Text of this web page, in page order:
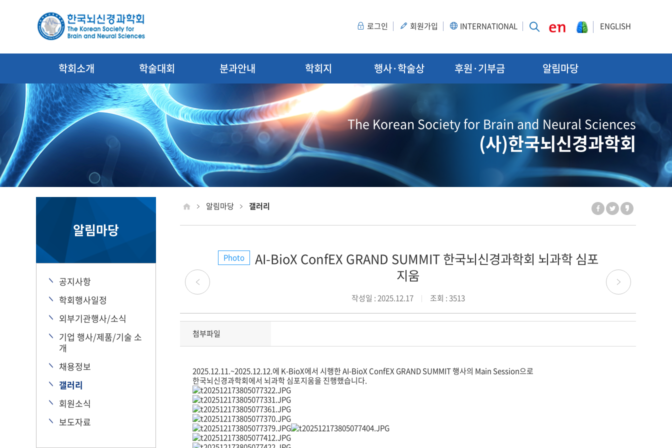
로그인 회원가입 INTERNATIONAL ENGLISH
학회소개 학술대회 분과안내 학회지 행사·학술상 후원·기부금 알림마당
The Korean Society for Brain and Neural Sciences
(사)한국뇌신경과학회
알림마당
공지사항
학회행사일정
외부기관행사/소식
기업 행사/제품/기술 소
개
채용정보
갤러리
회원소식
보도자료
알림마당 갤러리
Photo
AI-BioX ConfEX GRAND SUMMIT 한국뇌신경과학회 뇌과학 심포
지움
작성일 : 2025.12.17 조회 : 3513
첨부파일
2025.12.11.~2025.12.12.에 K-BioX에서 시행한 AI-BioX ConfEX GRAND SUMMIT 행사의 Main Session으로
한국뇌신경과학회에서 뇌과학 심포지움을 진행했습니다.